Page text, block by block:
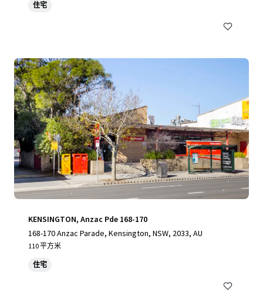
住宅
KENSINGTON, Anzac Pde 168-170
168-170 Anzac Parade, Kensington, NSW, 2033, AU
110 平方米
住宅